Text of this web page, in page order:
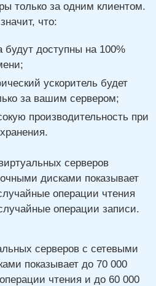
только за одним клиентом.
что:
будут доступны на 100%
ускоритель будет
за вашим сервером;
производительность при
серверов
дисками показывает
операции чтения
операции записи.
серверов с сетевыми
показывает до 70 000
чтения и до 60 000